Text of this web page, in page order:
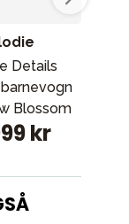
Details
Blossom
kr